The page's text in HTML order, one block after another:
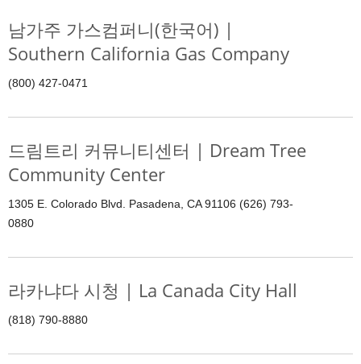
남가주 가스컴퍼니(한국어) |
Southern California Gas Company
(800) 427-0471
드림트리 커뮤니티센터 | Dream Tree
Community Center
1305 E. Colorado Blvd. Pasadena, CA 91106 (626) 793-
0880
라카냐다 시청 | La Canada City Hall
(818) 790-8880